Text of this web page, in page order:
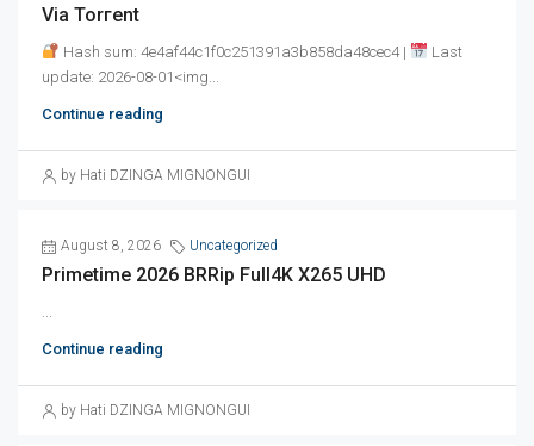
Via Torгent
Hash sum: 4e4af44c1f0c251391a3b858da48cec4 |
Last
update: 2026-08-01<img...
Continue reading
by Hati DZINGA MIGNONGUI
August 8, 2026 Uncategorized
Primetime 2026 BRRip Full4K X265 UHD
...
Continue reading
by Hati DZINGA MIGNONGUI